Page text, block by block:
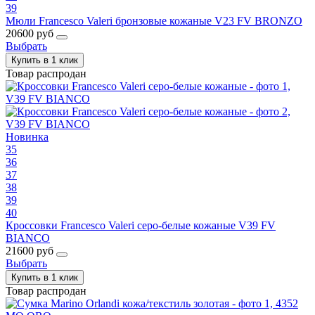
39
Мюли Francesco Valeri бронзовые кожаные V23 FV BRONZO
20600 руб
Выбрать
Купить в 1 клик
Товар распродан
Новинка
35
36
37
38
39
40
Кроссовки Francesco Valeri серо-белые кожаные V39 FV
BIANCO
21600 руб
Выбрать
Купить в 1 клик
Товар распродан